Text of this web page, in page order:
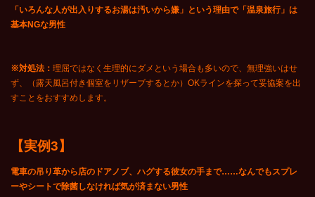
「いろんな人が出入りするお湯は汚いから嫌」という理由で「温泉旅行」は
基本NGな男性
※対処法： 理屈ではなく生理的にダメという場合も多いので、無理強いはせ
ず、（露天風呂付き個室をリザーブするとか）OKラインを探って妥協案を出
すことをおすすめします。
【実例3】
電車の吊り革から店のドアノブ、ハグする彼女の手まで……なんでもスプレ
ーやシートで除菌しなければ気が済まない男性